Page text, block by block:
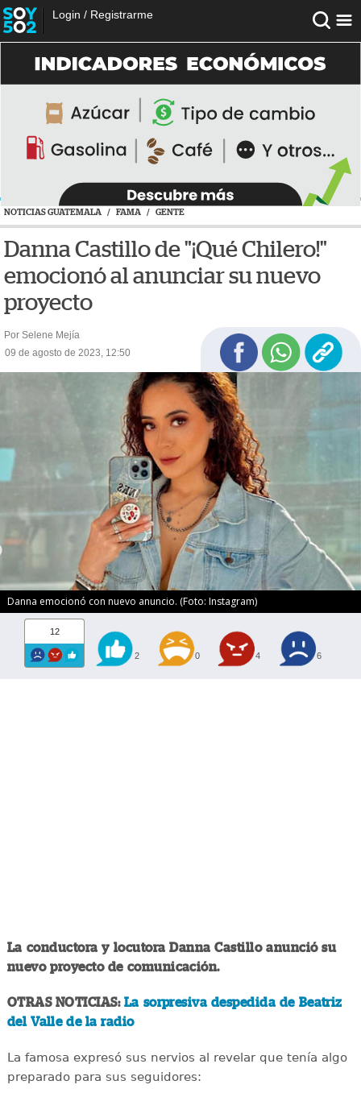
Login / Registrarme
NOTICIAS GUATEMALA / FAMA / GENTE
Danna Castillo de "¡Qué Chilero!"
emocionó al anunciar su nuevo
proyecto
Por Selene Mejía
09 de agosto de 2023, 12:50
Danna emocionó con nuevo anuncio. (Foto: Instagram)
12
2 0 4 6
La conductora y locutora Danna Castillo anunció su
nuevo proyecto de comunicación.
OTRAS NOTICIAS: La sorpresiva despedida de Beatriz
del Valle de la radio
La famosa expresó sus nervios al revelar que tenía algo
preparado para sus seguidores: